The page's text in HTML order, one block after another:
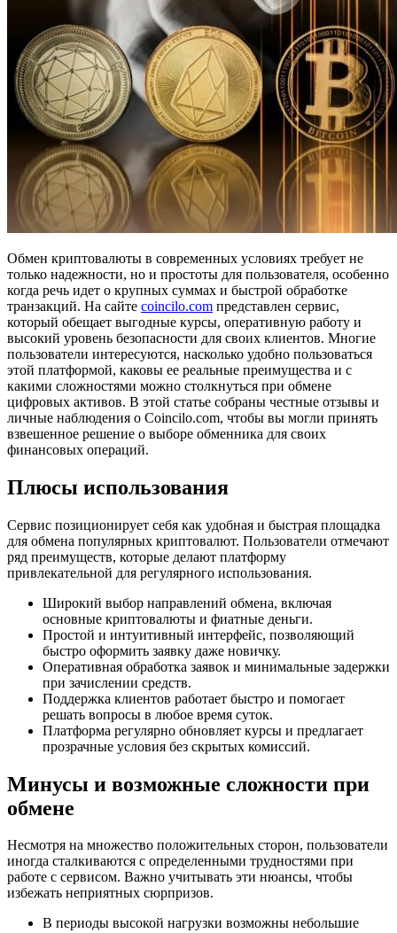
Обмен криптовалюты в современных условиях требует не
только надежности, но и простоты для пользователя, особенно
когда речь идет о крупных суммах и быстрой обработке
транзакций. На сайте coincilo.com представлен сервис,
который обещает выгодные курсы, оперативную работу и
высокий уровень безопасности для своих клиентов. Многие
пользователи интересуются, насколько удобно пользоваться
этой платформой, каковы ее реальные преимущества и с
какими сложностями можно столкнуться при обмене
цифровых активов. В этой статье собраны честные отзывы и
личные наблюдения о Coincilo.com, чтобы вы могли принять
взвешенное решение о выборе обменника для своих
финансовых операций.
Плюсы использования
Сервис позиционирует себя как удобная и быстрая площадка
для обмена популярных криптовалют. Пользователи отмечают
ряд преимуществ, которые делают платформу
привлекательной для регулярного использования.
Широкий выбор направлений обмена, включая
основные криптовалюты и фиатные деньги.
Простой и интуитивный интерфейс, позволяющий
быстро оформить заявку даже новичку.
Оперативная обработка заявок и минимальные задержки
при зачислении средств.
Поддержка клиентов работает быстро и помогает
решать вопросы в любое время суток.
Платформа регулярно обновляет курсы и предлагает
прозрачные условия без скрытых комиссий.
Минусы и возможные сложности при
обмене
Несмотря на множество положительных сторон, пользователи
иногда сталкиваются с определенными трудностями при
работе с сервисом. Важно учитывать эти нюансы, чтобы
избежать неприятных сюрпризов.
В периоды высокой нагрузки возможны небольшие